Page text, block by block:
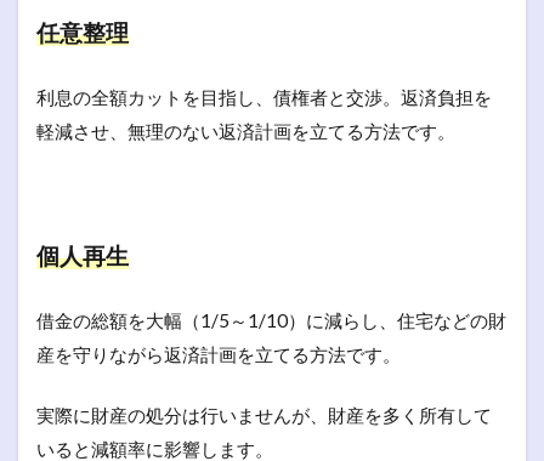
任意整理
利息の全額カットを目指し、債権者と交渉。返済負担を
軽減させ、無理のない返済計画を立てる方法です。
個人再生
借金の総額を大幅（1/5～1/10）に減らし、住宅などの財
産を守りながら返済計画を立てる方法です。
実際に財産の処分は行いませんが、財産を多く所有して
いると減額率に影響します。